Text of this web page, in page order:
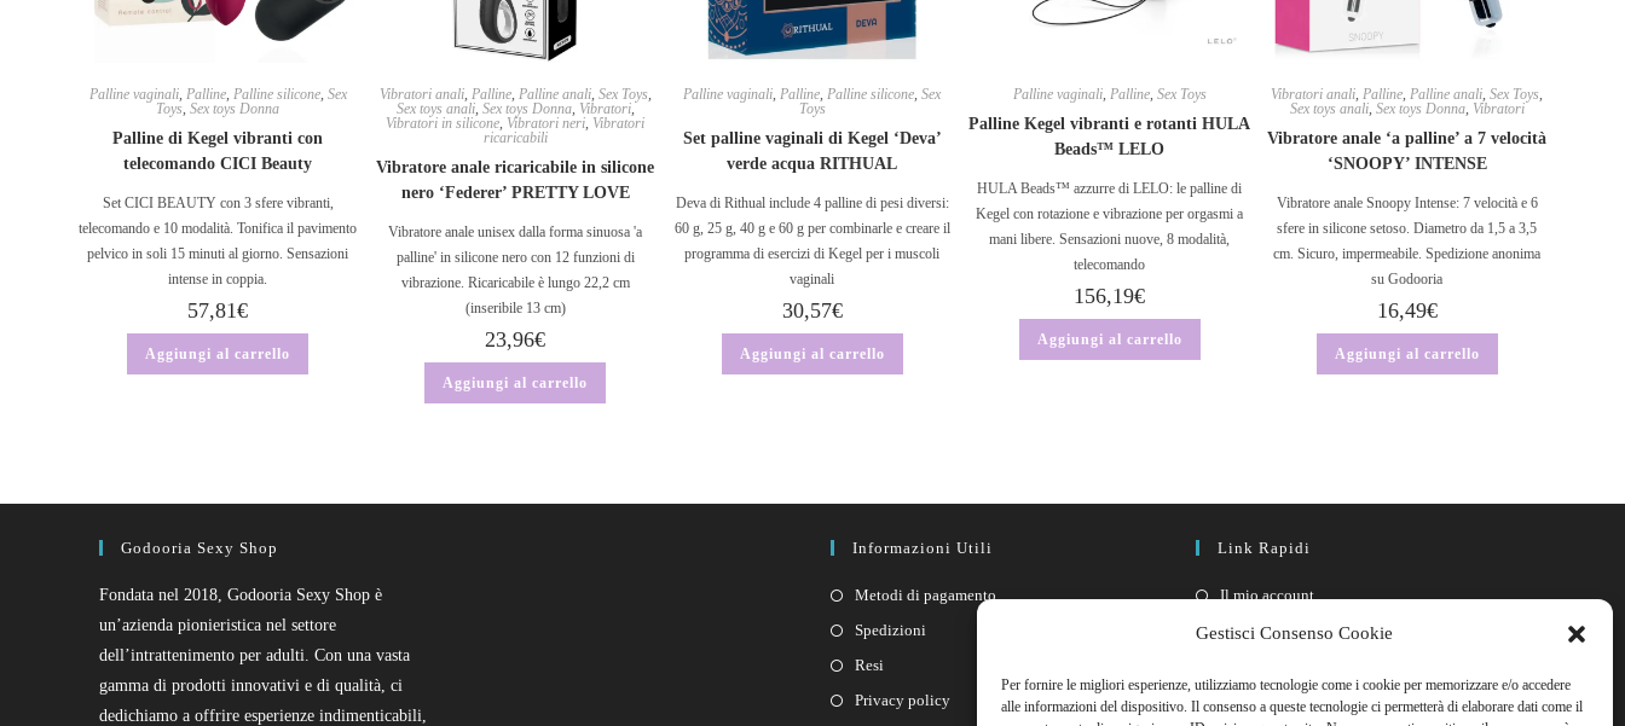
Gestisci Consenso Cookie
Per fornire le migliori esperienze, utilizziamo tecnologie come i cookie per memorizzare e/o accedere
alle informazioni del dispositivo. Il consenso a queste tecnologie ci permetterà di elaborare dati come il
Palline vaginali, Palline, Palline silicone, Sex
Toys,Sex toys Donna
Palline di Kegel vibranti con
telecomando CICI Beauty
Set CICI BEAUTY con 3 sfere vibranti,
telecomando e 10 modalità. Tonifica il pavimento
pelvico in soli 15 minuti al giorno. Sensazioni
intense in coppia.
57,81€
Aggiungi al carrello
Vibratori anali, Palline, Palline anali, Sex Toys,
Sex toys anali, Sex toys Donna, Vibratori,
Vibratori in silicone, Vibratori neri, Vibratori
ricaricabili
Vibratore anale ricaricabile in silicone
nero ‘Federer’ PRETTY LOVE
Vibratore anale unisex dalla forma sinuosa 'a
palline' in silicone nero con 12 funzioni di
vibrazione. Ricaricabile è lungo 22,2 cm
(inseribile 13 cm)
23,96€
Aggiungi al carrello
Palline vaginali,Palline,Palline silicone,Sex
Toys
Set palline vaginali di Kegel ‘Deva’
verde acqua RITHUAL
Deva di Rithual include 4 palline di pesi diversi:
60 g, 25 g, 40 g e 60 g per combinarle e creare il
programma di esercizi di Kegel per i muscoli
vaginali
30,57€
Aggiungi al carrello
Palline vaginali, Palline, Sex Toys
Palline Kegel vibranti e rotanti HULA
Beads™ LELO
HULA Beads™ azzurre di LELO: le palline di
Kegel con rotazione e vibrazione per orgasmi a
mani libere. Sensazioni nuove, 8 modalità,
telecomando
156,19€
Aggiungi al carrello
Vibratori anali,Palline,Palline anali,Sex Toys,
Sex toys anali, Sex toys Donna, Vibratori
Vibratore anale ‘a palline’ a 7 velocità
‘SNOOPY’ INTENSE
Vibratore anale Snoopy Intense: 7 velocità e 6
sfere in silicone setoso. Diametro da 1,5 a 3,5
cm. Sicuro, impermeabile. Spedizione anonima
su Godooria
16,49€
Aggiungi al carrello
Godooria Sexy Shop
Fondata nel 2018, Godooria Sexy Shop è
un’azienda pionieristica nel settore
dell’intrattenimento per adulti. Con una vasta
gamma di prodotti innovativi e di qualità, ci
dedichiamo a offrire esperienze indimenticabili,
Informazioni Utili
Metodi di pagamento
Spedizioni
Resi
Privacy policy
Link Rapidi
Il mio account
FAQ